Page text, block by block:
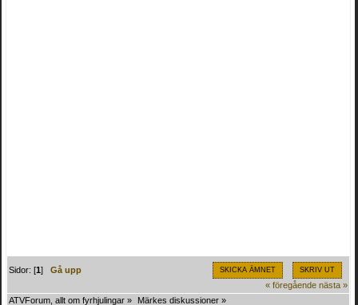
SKICKA ÄMNET SKRIV UT
Sidor: [1]Gå upp
« föregående nästa »
ATVForum, allt om fyrhjulingar » Märkes diskussioner »